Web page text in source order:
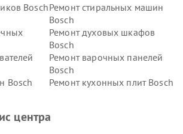
BoschРемонт стиральных машин
Bosch
Ремонт духовых шкафов
Bosch
Ремонт варочных панелей
Bosch
Bosch
Ремонт кухонных плит Bosch
Ремонт морозильных камер
центра